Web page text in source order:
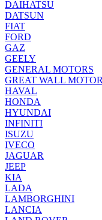
DAIHATSU
DATSUN
FIAT
FORD
GAZ
GEELY
GENERAL MOTORS
GREAT WALL MOTOR
HAVAL
HONDA
HYUNDAI
INFINITI
ISUZU
IVECO
JAGUAR
JEEP
KIA
LADA
LAMBORGHINI
LANCIA